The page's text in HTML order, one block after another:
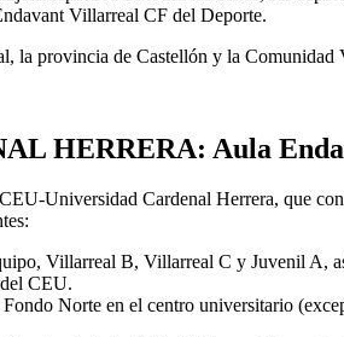
Villarreal CF del Deporte.
la provincia de Castellón y la
HERRERA: Aula
Universidad Cardenal Herrera, que
Villarreal B, Villarreal C y Juvenil A,
CEU.
Norte en el centro universitario